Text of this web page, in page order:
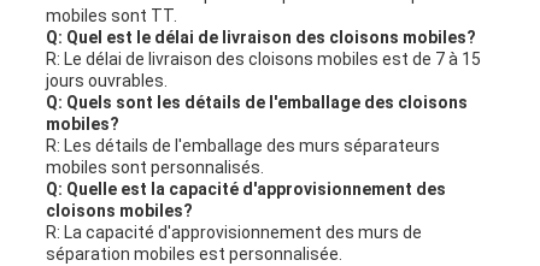
mobiles sont TT.
Q: Quel est le délai de livraison des cloisons mobiles?
R: Le délai de livraison des cloisons mobiles est de 7 à 15
jours ouvrables.
Q: Quels sont les détails de l'emballage des cloisons
mobiles?
R: Les détails de l'emballage des murs séparateurs
mobiles sont personnalisés.
Q: Quelle est la capacité d'approvisionnement des
cloisons mobiles?
R: La capacité d'approvisionnement des murs de
séparation mobiles est personnalisée.